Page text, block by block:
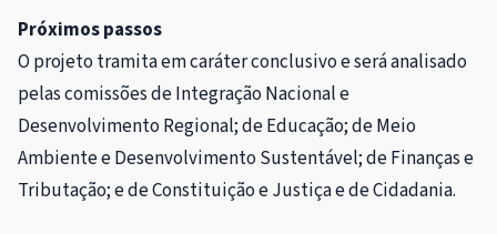
Próximos passos
O projeto tramita emcaráter conclusivoe será analisado
pelas comissões de Integração Nacional e
Desenvolvimento Regional; de Educação; de Meio
Ambiente e Desenvolvimento Sustentável; de Finanças e
Tributação; e de Constituição e Justiça e de Cidadania.